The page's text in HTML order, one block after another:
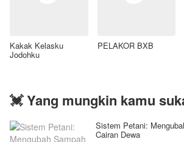
Kakak Kelasku
Jodohku
PELAKOR BXB
💓 Yang mungkin kamu
Sistem Petani:
Cairan Dewa